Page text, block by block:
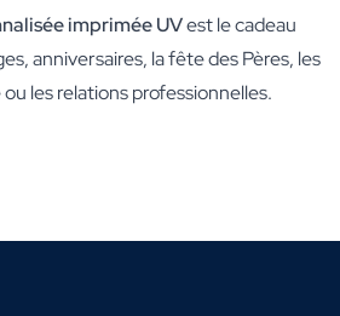
imprimée UVest le cadeau
anniversaires, la fête des Pères, les
les relations professionnelles.